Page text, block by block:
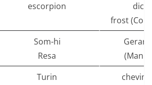
escorpion
frost
Som-hi
Resa
Turin